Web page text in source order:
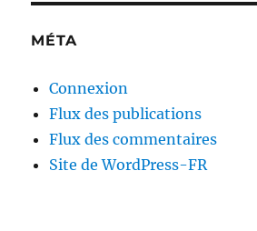
MÉTA
Connexion
Flux des publications
Flux des commentaires
Site de WordPress-FR